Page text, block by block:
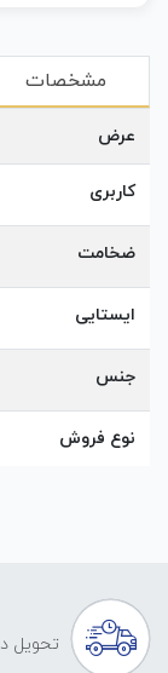
مشخصات
عرض
کاربری
ضخامت
ایستایی
جنس
نوع فروش
تحویل